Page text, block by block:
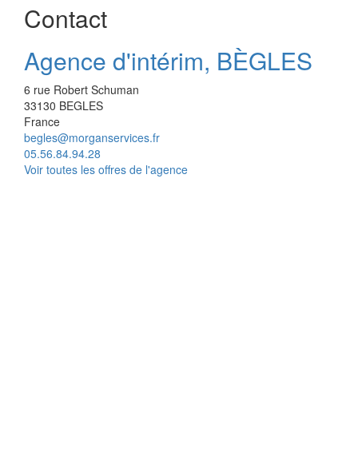
Contact
Agence d'intérim, BÈGLES
6 rue Robert Schuman
33130 BEGLES
France
begles@morganservices.fr
05.56.84.94.28
Voir toutes les offres de l'agence